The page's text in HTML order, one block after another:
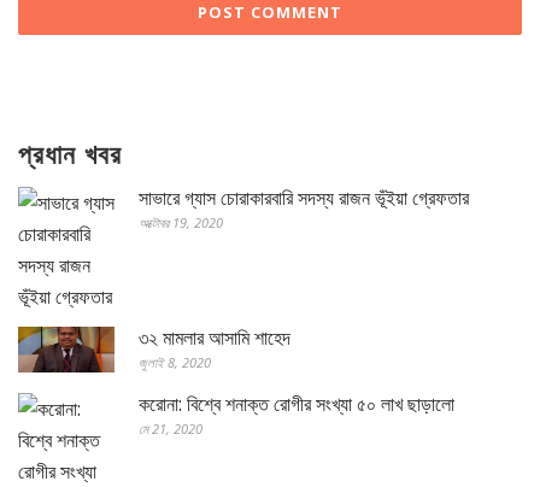
প্রধান খবর
সাভারে গ্যাস চোরাকারবারি সদস্য রাজন ভূঁইয়া গ্রেফতার
অক্টোবর 19, 2020
৩২ মামলার আসামি শাহেদ
জুলাই 8, 2020
করোনা: বিশ্বে শনাক্ত রোগীর সংখ্যা ৫০ লাখ ছাড়ালো
মে 21, 2020